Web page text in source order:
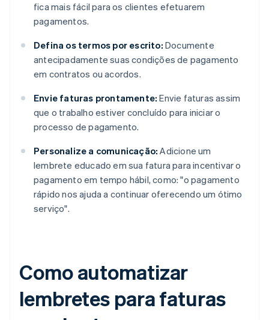
fica mais fácil para os clientes efetuarem
pagamentos.
Defina os termos por escrito: Documente
antecipadamente suas condições de pagamento
em contratos ou acordos.
Envie faturas prontamente: Envie faturas assim
que o trabalho estiver concluído para iniciar o
processo de pagamento.
Personalize a comunicação: Adicione um
lembrete educado em sua fatura para incentivar o
pagamento em tempo hábil, como: "o pagamento
rápido nos ajuda a continuar oferecendo um ótimo
serviço".
Como automatizar
lembretes para faturas